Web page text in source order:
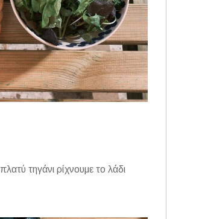
τηγάνι ρίχνουμε το λάδι